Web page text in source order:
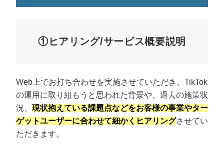
①ヒアリング/サービス概要説明
Web上でお打ち合わせを実施させていただき、TikTok
の運用に取り組もうと思われた背景や、過去の施策状
況、 現状抱えている課題点などをお客様の事業やター
ゲットユーザーに合わせて細かくヒアリングさせてい
ただきます。